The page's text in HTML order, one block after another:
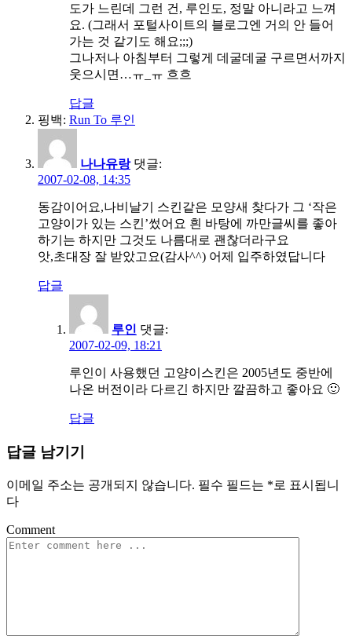
도가 느린데 그런 건, 루인도, 정말 아니라고 느껴
요. (그래서 포털사이트의 블로그엔 거의 안 들어
가는 것 같기도 해요;;;)
그나저나 아침부터 그렇게 데굴데굴 구르면서까지
웃으시면…ㅠ_ㅠ 흐흐
답글
핑백: Run To 루인
나나유랑 댓글:
2007-02-08, 14:35
동감이어요,나비날기 스킨같은 모양새 찾다가 그 ‘작은
고양이가 있는 스킨’썼어요 흰 바탕에 까만글씨를 좋아
하기는 하지만 그것도 나름대로 괜찮더라구요
앗,초대장 잘 받았고요(감사^^) 어제 입주하였답니다
답글
루인 댓글:
2007-02-09, 18:21
루인이 사용했던 고양이스킨은 2005년도 중반에
나온 버전이라 다르긴 하지만 깔끔하고 좋아요 🙂
답글
답글 남기기
이메일 주소는 공개되지 않습니다. 필수 필드는 *로 표시됩니
다
Comment